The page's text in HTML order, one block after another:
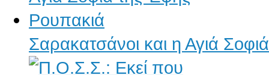
Σαρακατσάνοι και η Αγιά